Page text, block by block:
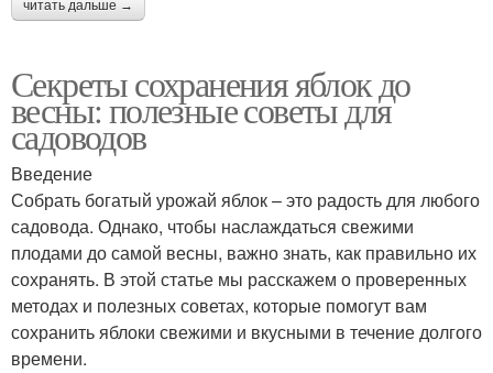
читать дальше →
Секреты сохранения яблок до
весны: полезные советы для
садоводов
Введение
Собрать богатый урожай яблок – это радость для любого
садовода. Однако, чтобы наслаждаться свежими
плодами до самой весны, важно знать, как правильно их
сохранять. В этой статье мы расскажем о проверенных
методах и полезных советах, которые помогут вам
сохранить яблоки свежими и вкусными в течение долгого
времени.